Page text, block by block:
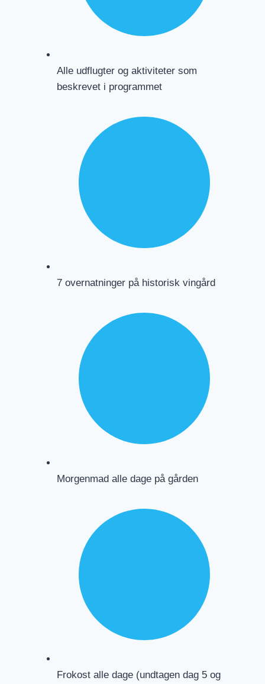
Alle udflugter og aktiviteter som
beskrevet i programmet
7 overnatninger på historisk vingård
Morgenmad alle dage på gården
Frokost alle dage (undtagen dag 5 og